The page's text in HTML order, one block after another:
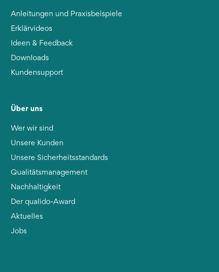
Anleitungen und Praxisbeispiele
Erklärvideos
Ideen & Feedback
Downloads
Kundensupport
Über uns
Wer wir sind
Unsere Kunden
Unsere Sicherheitsstandards
Qualitätsmanagement
Nachhaltigkeit
Der qualido-Award
Aktuelles
Jobs